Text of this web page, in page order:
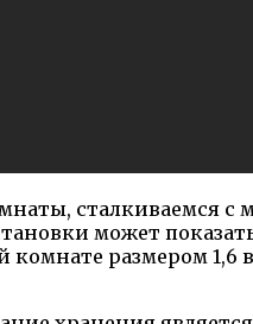
сталкиваемся с
может
комнате размером